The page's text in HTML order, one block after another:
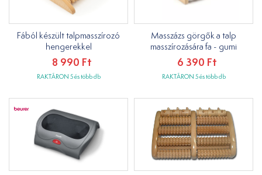
Fából készült talpmasszírozó
hengerekkel
8 990 Ft
RAKTÁRON 5 és több db
Masszázs görgők a talp
masszírozására fa - gumi
6 390 Ft
RAKTÁRON 5 és több db